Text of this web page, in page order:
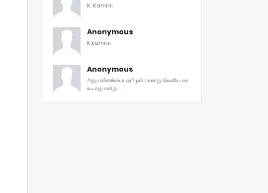
K. Kamini
Anonymous
K.kamini
Anonymous
அது என்னங்கடா தமிழன் வரலாறு வெளிய வர
கூடாது என்று ...